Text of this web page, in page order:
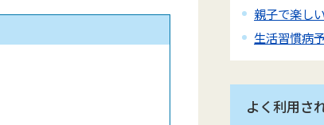
親子で楽し
生活習慣病
よく利用さ